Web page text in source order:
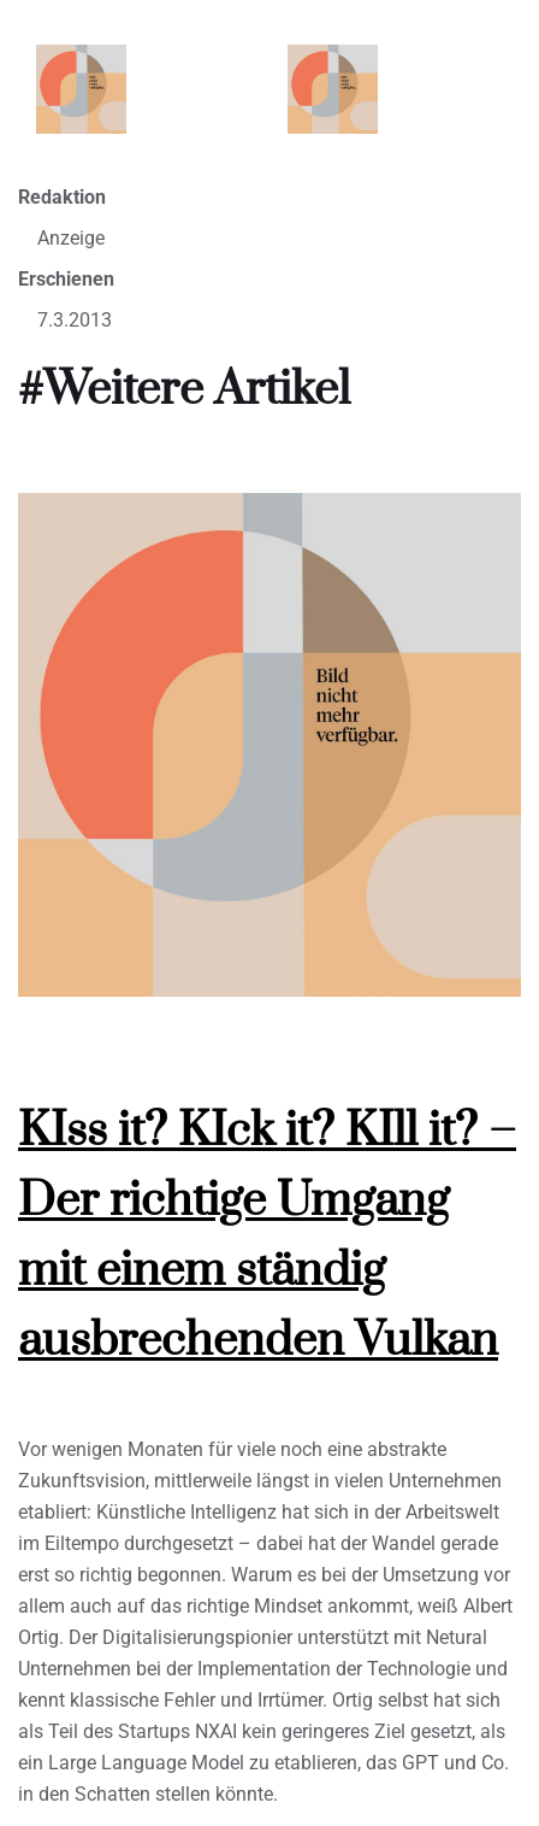
Redaktion
Anzeige
Erschienen
7.3.2013
#Weitere Artikel
KIss it? KIck it? KIll it? –
Der richtige Umgang
mit einem ständig
ausbrechenden Vulkan
Vor wenigen Monaten für viele noch eine abstrakte
Zukunftsvision, mittlerweile längst in vielen Unternehmen
etabliert: Künstliche Intelligenz hat sich in der Arbeitswelt
im Eiltempo durchgesetzt – dabei hat der Wandel gerade
erst so richtig begonnen. Warum es bei der Umsetzung vor
allem auch auf das richtige Mindset ankommt, weiß Albert
Ortig. Der Digitalisierungspionier unterstützt mit Netural
Unternehmen bei der Implementation der Technologie und
kennt klassische Fehler und Irrtümer. Ortig selbst hat sich
als Teil des Startups NXAI kein geringeres Ziel gesetzt, als
ein Large Language Model zu etablieren, das GPT und Co.
in den Schatten stellen könnte.